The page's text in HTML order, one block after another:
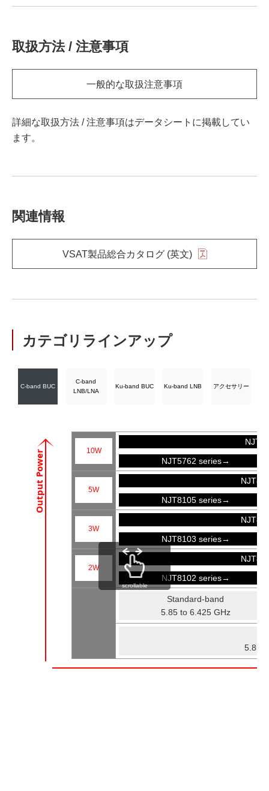
取扱方法 / 注意事項
一般的な取扱注意事項
詳細な取扱方法 / 注意事項はデータシートに掲載してい
ます。
関連情報
VSAT製品総合カタログ (英文)
カテゴリラインアップ
C-band BUC
C-band
LNB/LNA
Ku-band BUC Ku-band LNB アクセサリー
Output Power 10W
NJT5762 series→
5W
NJT8105 series→
3W
NJT8103 series→
2W
NJT8102 series→
Standard-band
5.85 to 6.425 GHz
5.85
scrollable